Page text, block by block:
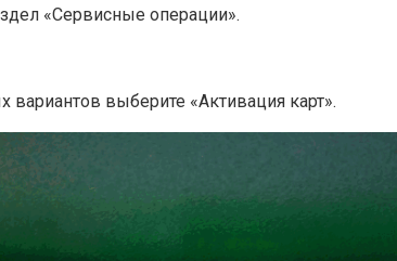
«Сервисные операции».
выберите «Активация карт».